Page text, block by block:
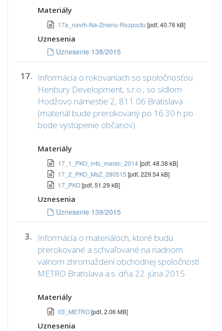
Materiály
17a_navrh-Na-Zmenu-Rozpoctu [pdf, 40.76 kB]
Uznesenia
Uznesenie 138/2015
17.
Informácia o rokovaniach so spoločnosťou
Henbury Development, s.r.o., so sídlom
Hodžovo námestie 2, 811 06 Bratislava
(materiál bude prerokovaný po 16.30 h po
bode vystúpenie občanov)
Materiály
17_1_PKO_info_marec_2014[pdf, 48.38 kB]
17_2_PKO_MsZ_280515 [pdf, 229.54 kB]
17_PKO[pdf, 51.29 kB]
Uznesenia
Uznesenie 139/2015
3.
Informácia o materiáloch, ktoré budú
prerokované a schvaľované na riadnom
valnom zhromaždení obchodnej spoločnosti
METRO Bratislava a.s. dňa 22. júna 2015
Materiály
03_METRO[pdf, 2.06 MB]
Uznesenia